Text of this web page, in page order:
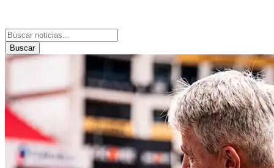
Buscar